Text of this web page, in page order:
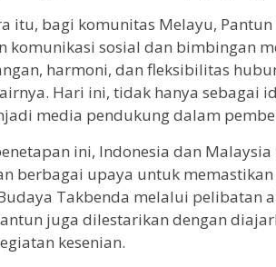
itu, bagi komunitas Melayu,
komunikasi sosial dan bimbingan
harmoni, dan fleksibilitas
Hari ini, tidak hanya sebagai
media pendukung dalam
ini, Indonesia dan
berbagai upaya untuk
Takbenda melalui pelibatan
juga dilestarikan dengan
kesenian.